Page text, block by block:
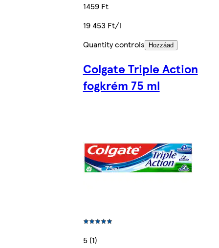
1459 Ft
19 453 Ft/l
Quantity controls
Hozzáad
Colgate Triple Action
fogkrém 75 ml
5 (1)